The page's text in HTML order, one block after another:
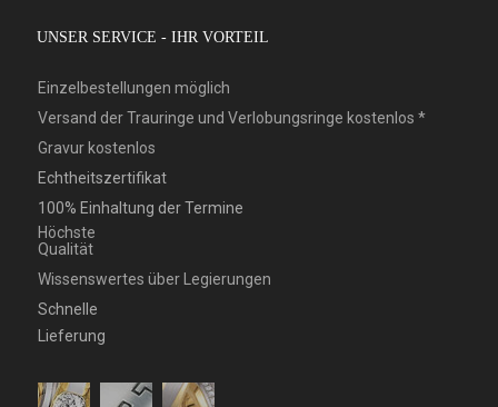
UNSER SERVICE - IHR VORTEIL
Einzelbestellungen möglich
Versand der Trauringe und Verlobungsringe kostenlos *
Gravur kostenlos
Echtheitszertifikat
100% Einhaltung der Termine
Höchste
Qualität
Wissenswertes über Legierungen
Schnelle
Lieferung